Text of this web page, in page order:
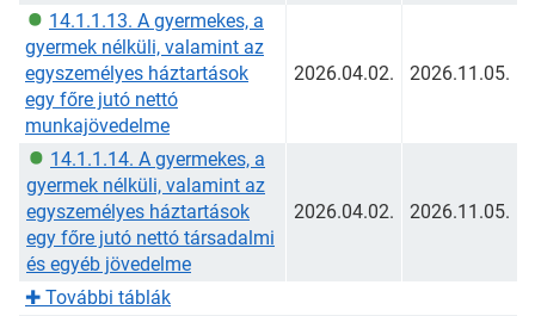
14.1.1.13. A gyermekes, a
gyermek nélküli, valamint az
egyszemélyes háztartások
egy főre jutó nettó
munkajövedelme
2026.04.02. 2026.11.05.
14.1.1.14. A gyermekes, a
gyermek nélküli, valamint az
egyszemélyes háztartások
egy főre jutó nettó társadalmi
és egyéb jövedelme
2026.04.02. 2026.11.05.
✚ További táblák